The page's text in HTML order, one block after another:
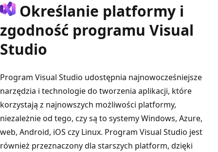
Określanie platformy i
zgodność programu Visual
Studio
Program Visual Studio udostępnia najnowocześniejsze
narzędzia i technologie do tworzenia aplikacji, które
korzystają z najnowszych możliwości platformy,
niezależnie od tego, czy są to systemy Windows, Azure,
web, Android, iOS czy Linux. Program Visual Studio jest
również przeznaczony dla starszych platform, dzięki